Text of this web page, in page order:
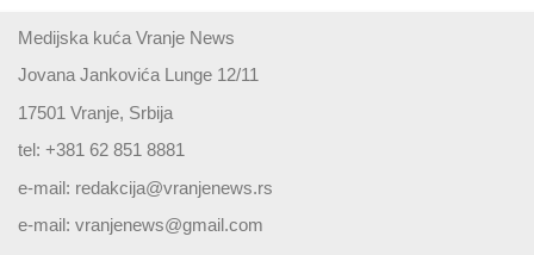
Medijska kuća Vranje News
Jovana Jankovića Lunge 12/11
17501 Vranje, Srbija
tel: +381 62 851 8881
e-mail: redakcija@vranjenews.rs
e-mail: vranjenews@gmail.com